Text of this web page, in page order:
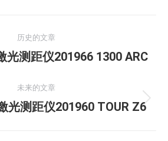
历史的文章
历
的
文
光测距仪201966 1300 ARC
未来的文章
未
光测距仪201960 TOUR Z6